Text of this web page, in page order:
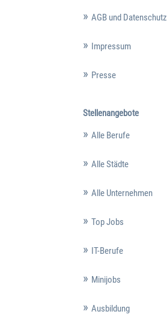
AGB und Datenschutz
Impressum
Presse
Stellenangebote
Alle Berufe
Alle Städte
Alle Unternehmen
Top Jobs
IT-Berufe
Minijobs
Ausbildung